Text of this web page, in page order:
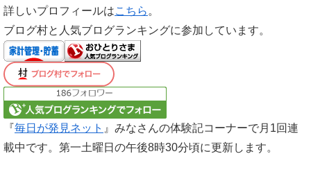
詳しいプロフィールはこちら 。
ブログ村と人気ブログランキングに参加しています。
『毎日が発見ネット 』みなさんの体験記コーナーで月1回連
載中です。第一土曜日の午後8時30分頃に更新します。